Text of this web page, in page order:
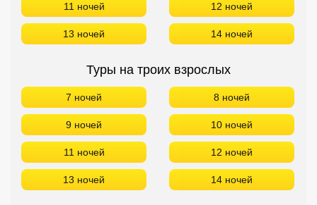
11 ночей 12 ночей
13 ночей 14 ночей
Туры на троих взрослых
7 ночей 8 ночей
9 ночей 10 ночей
11 ночей 12 ночей
13 ночей 14 ночей